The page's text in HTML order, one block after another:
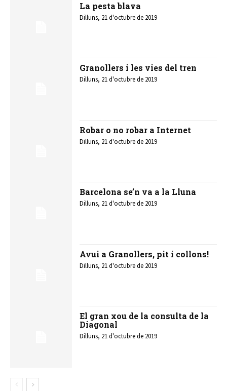
La pesta blava
Dilluns, 21 d'octubre de 2019
Granollers i les vies del tren
Dilluns, 21 d'octubre de 2019
Robar o no robar a Internet
Dilluns, 21 d'octubre de 2019
Barcelona se’n va a la Lluna
Dilluns, 21 d'octubre de 2019
Avui a Granollers, pit i collons!
Dilluns, 21 d'octubre de 2019
El gran xou de la consulta de la
Diagonal
Dilluns, 21 d'octubre de 2019